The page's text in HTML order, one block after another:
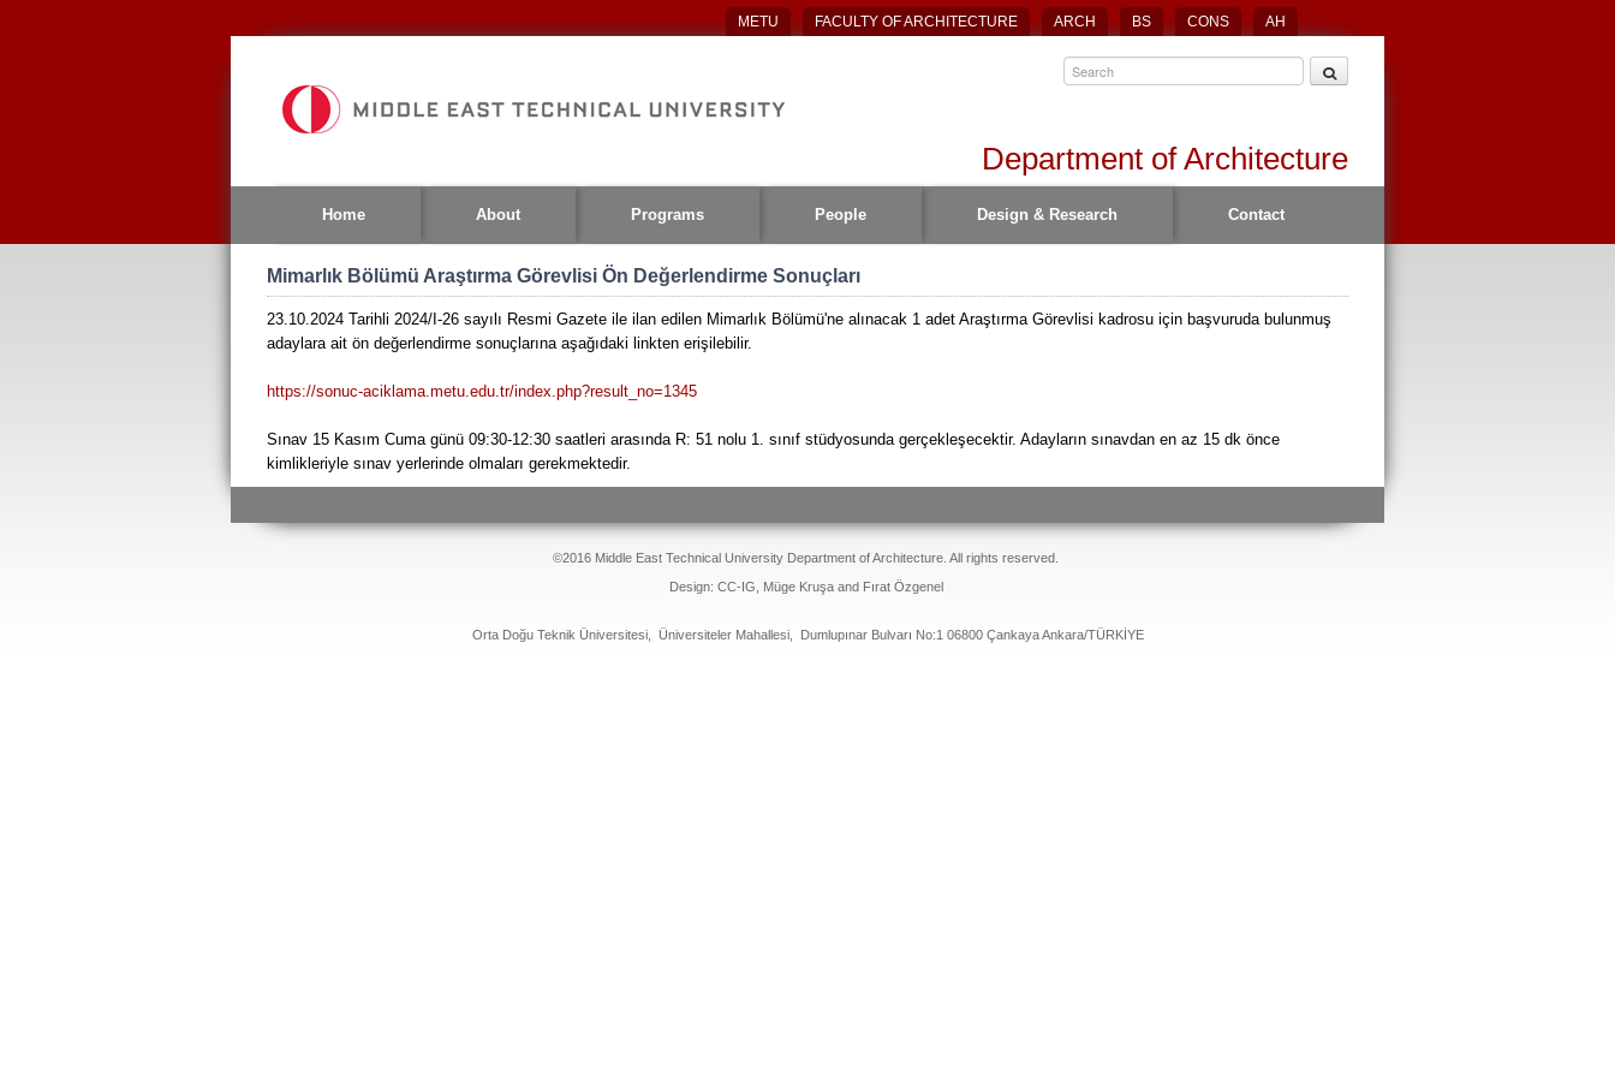
METU FACULTY OF ARCHITECTURE ARCH BS CONS AH
Department of Architecture
Home About Programs People Design & Research Contact
Mimarlık Bölümü Araştırma Görevlisi Ön Değerlendirme Sonuçları
23.10.2024 Tarihli 2024/I-26 sayılı Resmi Gazete ile ilan edilen Mimarlık Bölümü'ne alınacak 1 adet Araştırma Görevlisi kadrosu için başvuruda bulunmuş
adaylara ait ön değerlendirme sonuçlarına aşağıdaki linkten erişilebilir.
https://sonuc-aciklama.metu.edu.tr/index.php?result_no=1345
Sınav 15 Kasım Cuma günü 09:30-12:30 saatleri arasında R: 51 nolu 1. sınıf stüdyosunda gerçekleşecektir. Adayların sınavdan en az 15 dk önce
kimlikleriyle sınav yerlerinde olmaları gerekmektedir.
©2016 Middle East Technical University Department of Architecture. All rights reserved.
Design: CC-IG, Müge Kruşa and Fırat Özgenel
Orta Doğu Teknik Üniversitesi, Üniversiteler Mahallesi, Dumlupınar Bulvarı No:1 06800 Çankaya Ankara/TÜRKİYE